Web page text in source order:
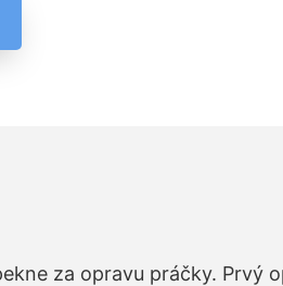
za opravu práčky. Prvý